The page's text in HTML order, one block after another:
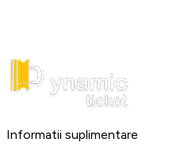
Informatii suplimentare